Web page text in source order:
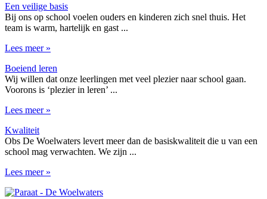
Een veilige basis
Bij ons op school voelen ouders en kinderen zich snel thuis. Het
team is warm, hartelijk en gast ...
Lees meer »
Boeiend leren
Wij willen dat onze leerlingen met veel plezier naar school gaan.
Voorons is ‘plezier in leren’ ...
Lees meer »
Kwaliteit
Obs De Woelwaters levert meer dan de basiskwaliteit die u van een
school mag verwachten. We zijn ...
Lees meer »